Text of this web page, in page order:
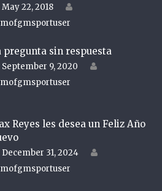
Posted on
May 22, 2018
pregunta sin respuesta
Posted on
September 9, 2020
Reyes les desea un Feliz Año
Posted on
December 31, 2024